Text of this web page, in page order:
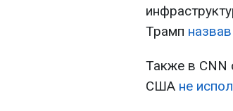
Трамп
Также в CNN
США не